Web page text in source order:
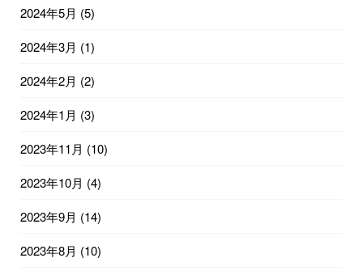
2024年5月 (5)
2024年3月 (1)
2024年2月 (2)
2024年1月 (3)
2023年11月 (10)
2023年10月 (4)
2023年9月 (14)
2023年8月 (10)